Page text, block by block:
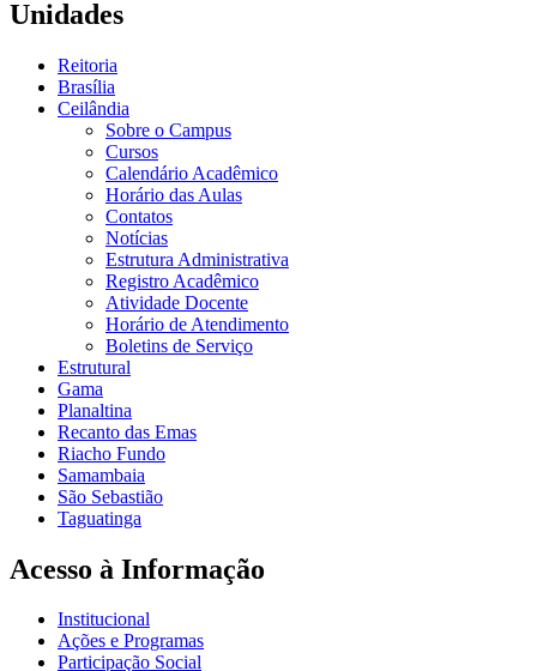
Unidades
Reitoria
Brasília
Ceilândia
Sobre o Campus
Cursos
Calendário Acadêmico
Horário das Aulas
Contatos
Notícias
Estrutura Administrativa
Registro Acadêmico
Atividade Docente
Horário de Atendimento
Boletins de Serviço
Estrutural
Gama
Planaltina
Recanto das Emas
Riacho Fundo
Samambaia
São Sebastião
Taguatinga
Acesso à Informação
Institucional
Ações e Programas
Participação Social